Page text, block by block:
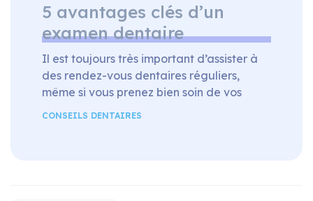
5 avantages clés d’un
examen dentaire
CONSEILS DENTAIRES
Il est toujours très important d’assister à
des rendez-vous dentaires réguliers,
même si vous prenez bien soin de vos